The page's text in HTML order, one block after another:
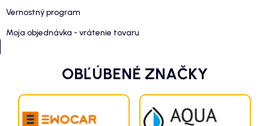
Vernostný program
Moja objednávka - vrátenie tovaru
OBĽÚBENÉ ZNAČKY